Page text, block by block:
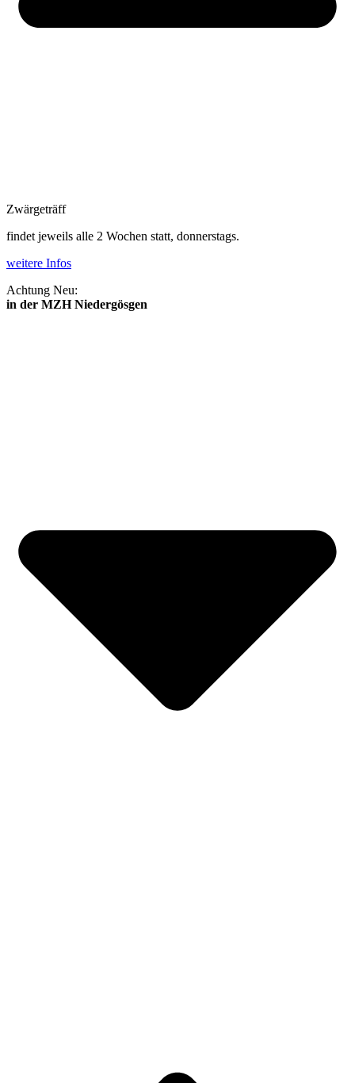
Zwärgeträff
findet jeweils alle 2 Wochen statt, donnerstags.
weitere Infos
Achtung Neu:
in der MZH Niedergösgen